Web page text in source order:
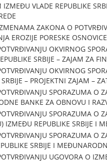
IZMEĐU VLADE REPUBLIKE
ZAKONA O
EROZIJE PORESKE
OKVIRNOG
SRBIJE – ZAJAM ZA
OKVIRNOG
– PROJEKTNI ZAJAM –
SPORAZUMA O
BANKE ZA OBNOVU I
SPORAZUMA O
IZMEĐU REPUBLIKE SRBIJE I
SPORAZUMA O
SRBIJE I
UGOVORA O